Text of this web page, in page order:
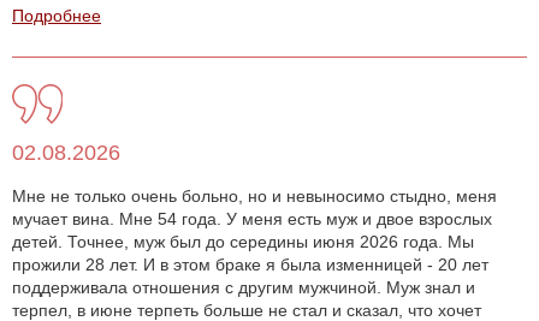
Подробнее
02.08.2026
Мне не только очень больно, но и невыносимо стыдно, меня
мучает вина. Мне 54 года. У меня есть муж и двое взрослых
детей. Точнее, муж был до середины июня 2026 года. Мы
прожили 28 лет. И в этом браке я была изменницей - 20 лет
поддерживала отношения с другим мужчиной. Муж знал и
терпел, в июне терпеть больше не стал и сказал, что хочет